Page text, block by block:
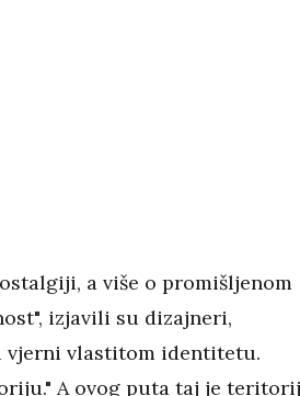
a više o promišljenom
izjavili su dizajneri,
vjerni vlastitom identitetu.
A ovog puta taj je teritorij